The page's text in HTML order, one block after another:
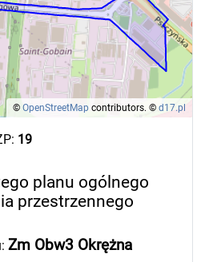
© OpenStreetMap contributors. © d17.pl
19
planu ogólnego
przestrzennego
Zm Obw3 Okrężna